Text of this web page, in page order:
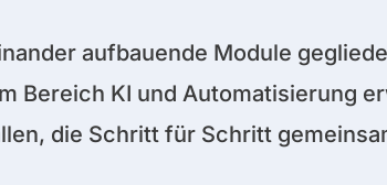
aufbauende Module
Bereich KI und Automatisierung
die Schritt für Schritt